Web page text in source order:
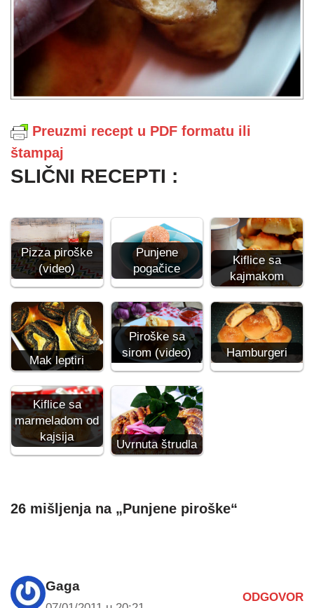
Preuzmi recept u PDF formatu ili
štampaj
SLIČNI RECEPTI :
Pizza piroške
(video)
Punjene
pogačice
Kiflice sa
kajmakom
Mak leptiri
Piroške sa
sirom (video)
Hamburgeri
Kiflice sa
marmeladom od
kajsija
Uvrnuta štrudla
26 mišljenja na „Punjene piroške“
Gaga
ODGOVOR